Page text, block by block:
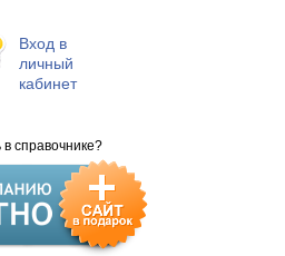
Вход в
личный
кабинет
справочнике?